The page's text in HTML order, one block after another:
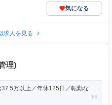
気になる
求人を見る
理)
37.5万以上／年休125日／転勤な